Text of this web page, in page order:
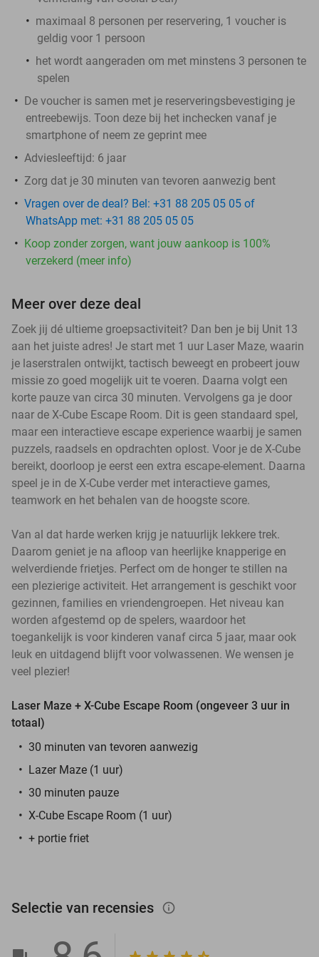
maximaal 8 personen per reservering, 1 voucher is
geldig voor 1 persoon
het wordt aangeraden om met minstens 3 personen te
spelen
De voucher is samen met je reserveringsbevestiging je
entreebewijs. Toon deze bij het inchecken vanaf je
smartphone of neem ze geprint mee
Adviesleeftijd: 6 jaar
Zorg dat je 30 minuten van tevoren aanwezig bent
Vragen over de deal? Bel: +31 88 205 05 05 of
WhatsApp met: +31 88 205 05 05
Koop zonder zorgen, want jouw aankoop is 100%
verzekerd (meer info)
Meer over deze deal
Zoek jij dé ultieme groepsactiviteit? Dan ben je bij Unit 13
aan het juiste adres! Je start met 1 uur Laser Maze, waarin
je laserstralen ontwijkt, tactisch beweegt en probeert jouw
missie zo goed mogelijk uit te voeren. Daarna volgt een
korte pauze van circa 30 minuten. Vervolgens ga je door
naar de X-Cube Escape Room. Dit is geen standaard spel,
maar een interactieve escape experience waarbij je samen
puzzels, raadsels en opdrachten oplost. Voor je de X-Cube
bereikt, doorloop je eerst een extra escape-element. Daarna
speel je in de X-Cube verder met interactieve games,
teamwork en het behalen van de hoogste score.
Van al dat harde werken krijg je natuurlijk lekkere trek.
Daarom geniet je na afloop van heerlijke knapperige en
welverdiende frietjes. Perfect om de honger te stillen na
een plezierige activiteit. Het arrangement is geschikt voor
gezinnen, families en vriendengroepen. Het niveau kan
worden afgestemd op de spelers, waardoor het
toegankelijk is voor kinderen vanaf circa 5 jaar, maar ook
leuk en uitdagend blijft voor volwassenen. We wensen je
veel plezier!
Laser Maze + X-Cube Escape Room (ongeveer 3 uur in
totaal)
30 minuten van tevoren aanwezig
Lazer Maze (1 uur)
30 minuten pauze
X-Cube Escape Room (1 uur)
+ portie friet
Selectie van recensies info_outlined